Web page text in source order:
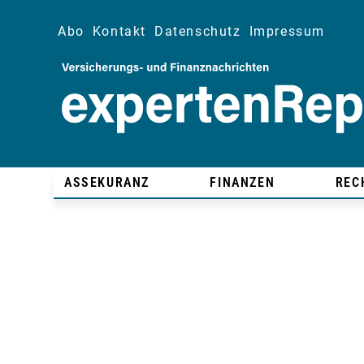
Abo Kontakt Datenschutz Impressum
ASSEKURANZ FINANZEN